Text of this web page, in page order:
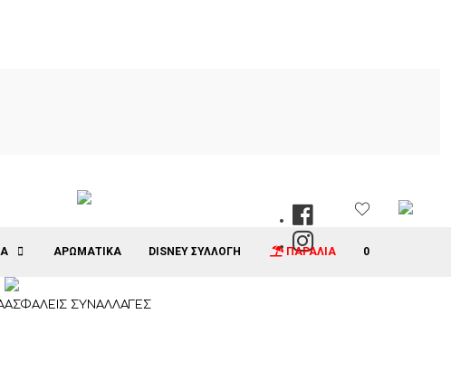
ΑΡΩΜΑΤΙΚΑ DISNEY ΣΥΛΛΟΓΗ ΠΑΡΑΛΙΑ 0
ΑΣΦΑΛΕΙΣ ΣΥΝΑΛΛΑΓΕΣ